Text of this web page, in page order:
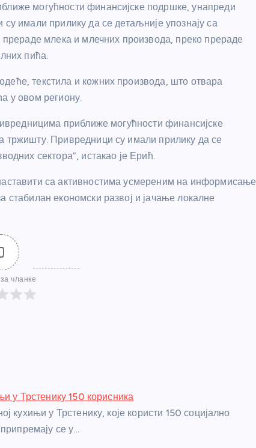
могућности финансијске подршке, унапреди
имали прилику да се детаљније упознају са
прераде млека и млечних производа, преко прераде
пића.
текстила и кожних производа, што отвара
у овом региону.
приближе могућности финансијске
тржишту. Привредници су имали прилику да се
сектора”, истакао је Ерић.
са активностима усмереним на информисање
економски развој и јачање локалне
чланке
у Трстенику 150 корисника
кухињи у Трстенику, које користи 150 социјално
се у…